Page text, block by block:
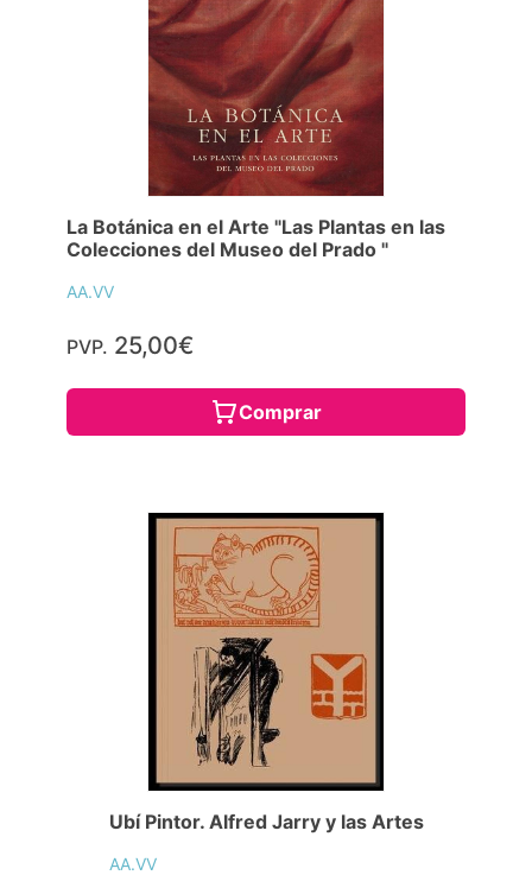
La Botánica en el Arte "Las Plantas en las
Colecciones del Museo del Prado "
AA.VV
PVP. 25,00€
Comprar
Ubí Pintor. Alfred Jarry y las Artes
AA.VV